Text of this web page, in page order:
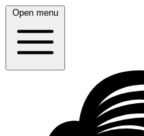
Open menu